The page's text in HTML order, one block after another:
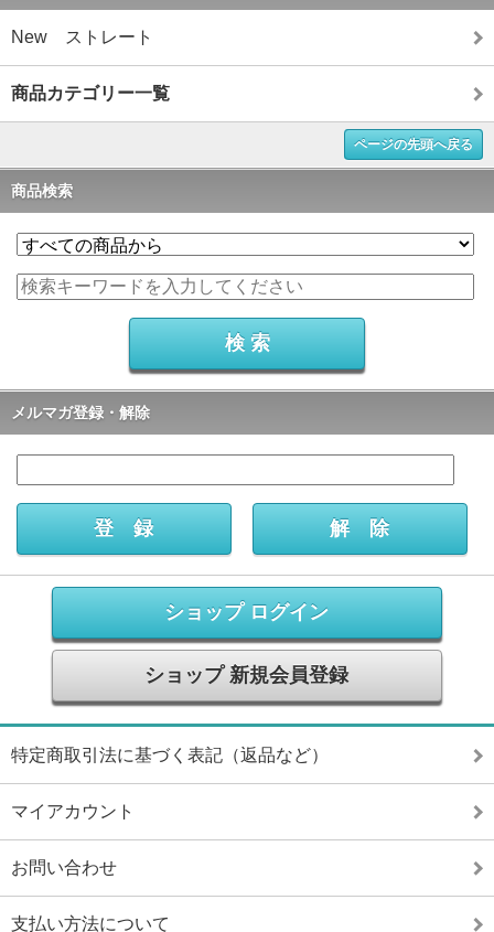
New ストレート
商品カテゴリー一覧
ページの先頭へ戻る
商品検索
メルマガ登録・解除
ショップ ログイン
ショップ 新規会員登録
特定商取引法に基づく表記（返品など）
マイアカウント
お問い合わせ
支払い方法について